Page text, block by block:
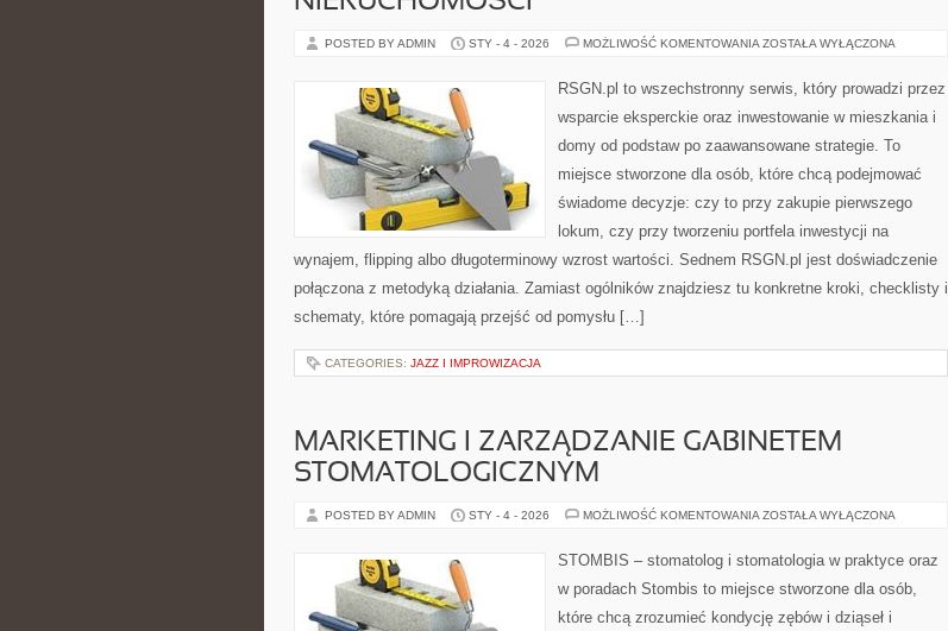
POSTED BY ADMIN STY - 4 - 2026 MOŻLIWOŚĆ KOMENTOWANIA KARIERA
BRANŻY
ZOSTAŁA WYŁĄCZONA
RSGN.pl to wszechstronny serwis, który prowadzi przez
wsparcie eksperckie oraz inwestowanie w mieszkania i
domy od podstaw po zaawansowane strategie. To
miejsce stworzone dla osób, które chcą podejmować
świadome decyzje: czy to przy zakupie pierwszego
lokum, czy przy tworzeniu portfela inwestycji na
wynajem, flipping albo długoterminowy wzrost wartości. Sednem RSGN.pl jest doświadczenie
połączona z metodyką działania. Zamiast ogólników znajdziesz tu konkretne kroki, checklisty i
schematy, które pomagają przejść od pomysłu […]
CATEGORIES: JAZZ I IMPROWIZACJA
MARKETING I ZARZĄDZANIE GABINETEM
STOMATOLOGICZNYM
POSTED BY ADMIN STY - 4 - 2026 MOŻLIWOŚĆ KOMENTOWANIA MARKETING
GABINETEM
STOMATOLOGICZNYM
ZOSTAŁA WYŁĄCZONA
STOMBIS – stomatolog i stomatologia w praktyce oraz
w poradach Stombis to miejsce stworzone dla osób,
które chcą zrozumieć kondycję zębów i dziąseł i